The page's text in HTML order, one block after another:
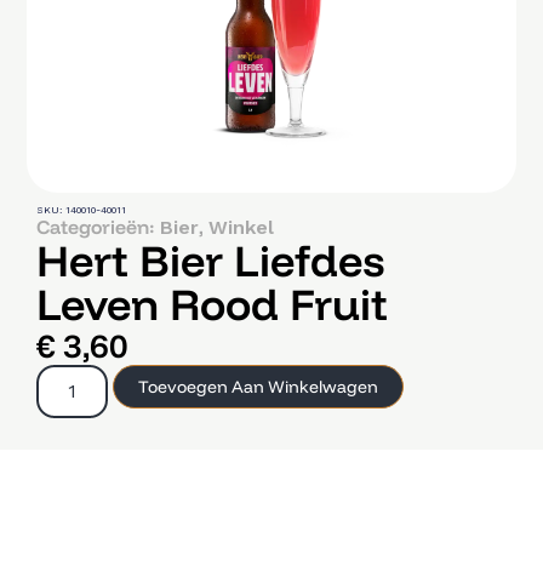
SKU: 140010-40011
Categorieën: Bier,Winkel
Hert Bier Liefdes
Leven Rood Fruit
€3,60
Toevoegen Aan Winkelwagen